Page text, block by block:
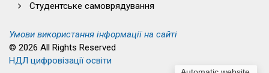
Студентське самоврядування
Умови використання інформації на сайті
© 2026 All Rights Reserved
НДЛ цифровізації освіти